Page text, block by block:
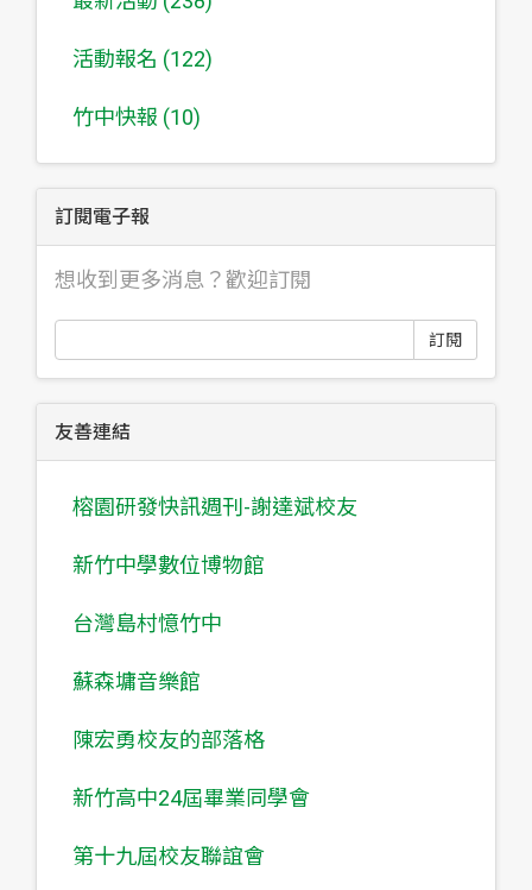
活動報名 (122)
竹中快報 (10)
訂閱電子報
想收到更多消息？歡迎訂閱
訂閱
友善連結
榕園研發快訊週刊-謝達斌校友
新竹中學數位博物館
台灣島村憶竹中
蘇森墉音樂館
陳宏勇校友的部落格
新竹高中24屆畢業同學會
第十九屆校友聯誼會